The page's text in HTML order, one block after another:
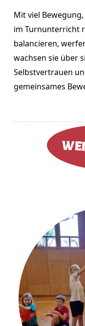
Mit viel
im Turnunterricht
balancieren,
wachsen sie über
Selbstvertrauen
gemeinsames